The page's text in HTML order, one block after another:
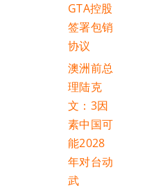
GTA控股
签署包销
协议
澳洲前总
理陆克
文：3因
素中国可
能2028
年对台动
武